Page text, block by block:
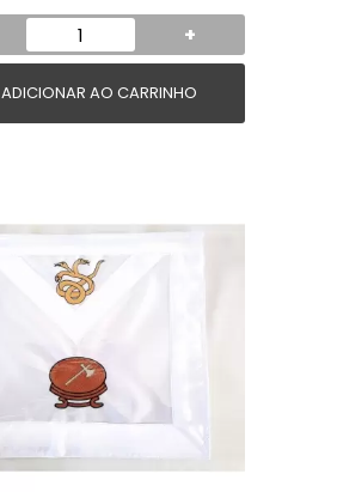
+
ADICIONAR AO CARRINHO